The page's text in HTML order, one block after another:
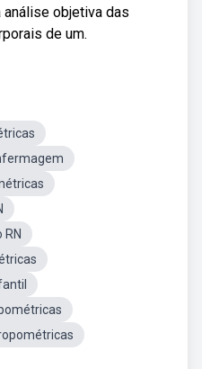
análise objetiva das
de um.